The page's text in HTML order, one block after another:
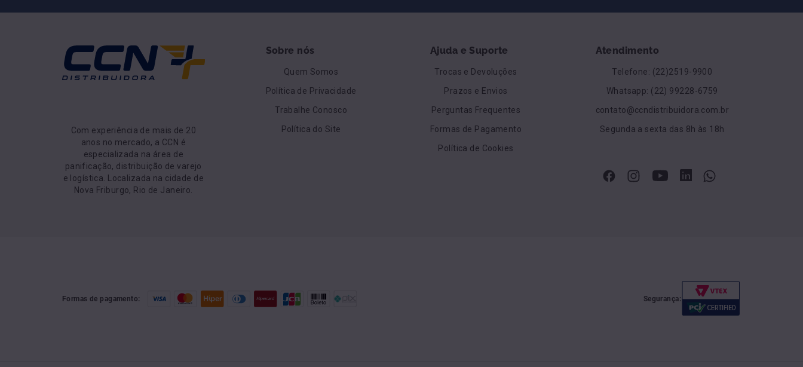
Com experiência de mais de 20
anos no mercado, a CCN é
especializada na área de
panificação, distribuição de varejo
e logística. Localizada na cidade de
Nova Friburgo, Rio de Janeiro.
Sobre nós
Quem Somos
Política de Privacidade
Trabalhe Conosco
Política do Site
Ajuda e Suporte
Trocas e Devoluções
Prazos e Envios
Perguntas Frequentes
Formas de Pagamento
Política de Cookies
Atendimento
Telefone: (22)2519-9900
Whatsapp: (22) 99228-6759
contato@ccndistribuidora.com.br
Segunda a sexta das 8h às 18h
Formas de pagamento: Segurança: